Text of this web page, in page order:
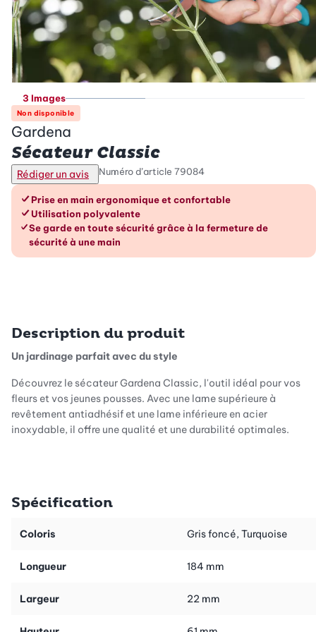
3 Images
Non disponible
Gardena
Sécateur Classic
Rédiger un avis Numéro d’article 79084
Les avantages en un coup d’œil
Prise en main ergonomique et confortable
Utilisation polyvalente
Se garde en toute sécurité grâce à la fermeture de
sécurité à une main
Description du produit
Un jardinage parfait avec du style
Découvrez le sécateur Gardena Classic, l'outil idéal pour vos
fleurs et vos jeunes pousses. Avec une lame supérieure à
revêtement antiadhésif et une lame inférieure en acier
inoxydable, il offre une qualité et une durabilité optimales.
Le sécateur marque des points avec ses poignées
sur la poignée supérieure, assurent un confort maximal lors de la
même pour des durées d'utilisation prolongées.
La sécurité avant tout
Spécification
Coloris Gris foncé, Turquoise
Longueur 184 mm
Largeur 22 mm